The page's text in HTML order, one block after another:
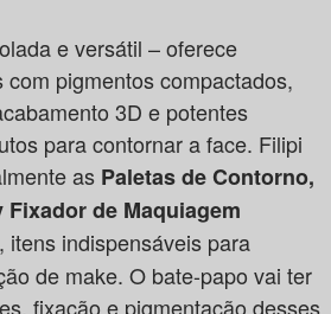
e versátil – oferece
pigmentos compactados,
3D e potentes
para contornar a face. Filipi
as Paletas de Contorno,
de Maquiagem
, itens indispensáveis para
de make. O bate-papo vai ter
fixação e pigmentação desses